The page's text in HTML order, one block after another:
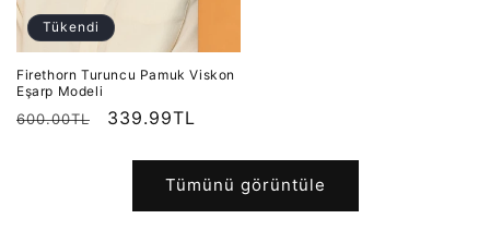
Tükendi
Firethorn Turuncu Pamuk Viskon
Eşarp Modeli
Normal
600.00TL
İndirimli
339.99TL
Tümünü görüntüle